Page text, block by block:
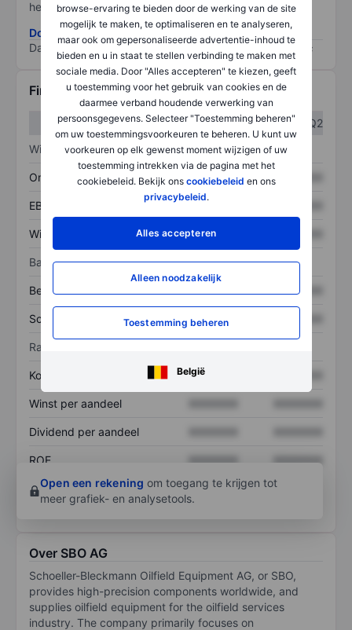
browse-ervaring te bieden door de werking van de site
mogelijk te maken, te optimaliseren en te analyseren,
maar ook om gepersonaliseerde advertentie-inhoud te
bieden en u in staat te stellen verbinding te maken met
sociale media. Door "Alles accepteren" te kiezen, geeft
u toestemming voor het gebruik van cookies en de
daarmee verband houdende verwerking van
persoonsgegevens. Selecteer "Toestemming beheren"
om uw toestemmingsvoorkeuren te beheren. U kunt uw
voorkeuren op elk gewenst moment wijzigen of uw
toestemming intrekken via de pagina met het
cookiebeleid. Bekijk ons cookiebeleid en ons
privacybeleid.
Alles accepteren
Alleen noodzakelijk
Toestemming beheren
België
het grootste risico).
Download de ESG-risicomethodologie
Data provided by
/
Financiële gegevens
Q1
Q2
Winst/verlies
Omzet XXXXXXX XXXXXXX
EBITDA XXXXXXX
Winst XXXXXXX
Balans
Bezittingen XXXXXXX
Schulden XXXXXXX
Ratio's
Koers/omzetratio XXXXXXX
Winst per aandeel
Dividend per aandeel
ROE XXXXXXX
XXXXXXX
Open een rekening om toegang te krijgen tot
meer grafiek- en analysetools.
Over SBO AG
Schoeller-Bleckmann Oilfield Equipment AG, or SBO,
provides high-precision components worldwide, and
supplies oilfield equipment for the oilfield services
industry. The company primarily focuses on